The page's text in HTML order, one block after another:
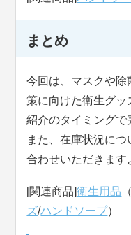
まとめ
今回は、マスクや
策に向けた衛生グ
紹介のタイミングで
また、在庫状況に
合わせいただきます
[関連商品]衛生用品 （
ズ/ハンドソープ）